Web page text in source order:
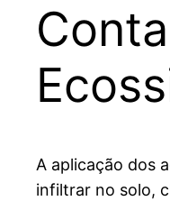
A aplicação dos
infiltrar no solo,